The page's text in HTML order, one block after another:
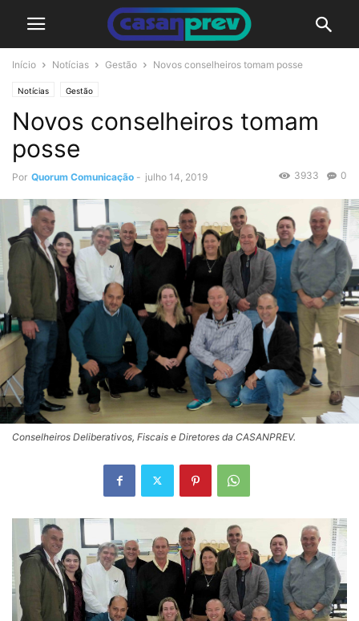
Início Notícias Gestão Novos conselheiros tomam posse
Notícias Gestão
Novos conselheiros tomam
posse
Por Quorum Comunicação - julho 14, 2019 0
3933
Conselheiros Deliberativos, Fiscais e Diretores da CASANPREV.